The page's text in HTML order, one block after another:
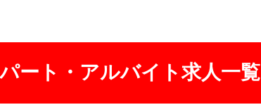
ート・アルバイト求人一覧